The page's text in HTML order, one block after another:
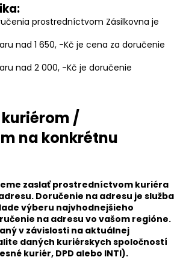
prostredníctvom Zásilkovna je
nad 1 650, -Kč je cena za doručenie
nad 2 000, -Kč je doručenie
/
na konkrétnu
zaslať prostredníctvom kuriéra
Doručenie na adresu je služba
výberu najvhodnejšieho
na adresu vo vašom regióne.
v závislosti na aktuálnej
daných kuriérskych spoločností
kuriér, DPD alebo INTI).